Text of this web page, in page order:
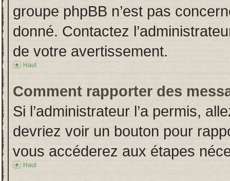
groupe phpBB n’est pas
donné. Contactez
de votre avertissement.
Haut
Comment rapporter des
Si l’administrateur l’a permis,
devriez voir un bouton pour
vous accéderez aux étapes
Haut